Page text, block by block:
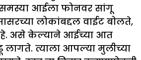
आईला फोनवर सांगू
लोकांबद्दल वाईट बोलते,
असे केल्याने आईच्या आत
लागते. त्याला आपल्या मुलीच्या